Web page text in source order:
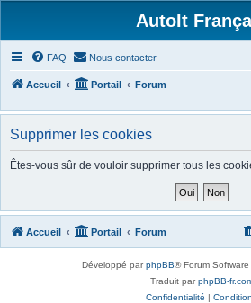
AutoIt
FAQ Nous contacter
Accueil Portail Forum
Supprimer les cookies
Êtes-vous sûr de vouloir supprimer tous les
Accueil Portail Forum
Développé parphpBB® Forum
Traduit parphpBB-
Confidentialité |